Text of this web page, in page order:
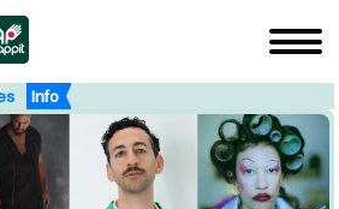
Info